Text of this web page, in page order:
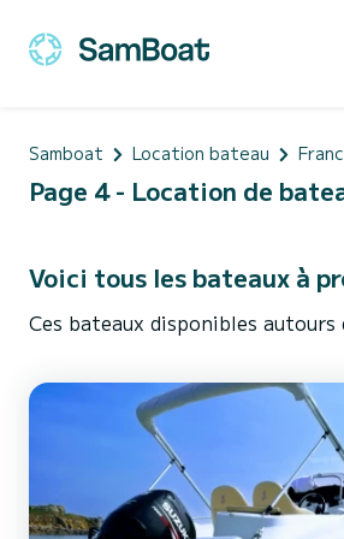
Samboat Location bateau
Page 4 - Location de
Voici tous les bateaux à
Ces bateaux disponibles